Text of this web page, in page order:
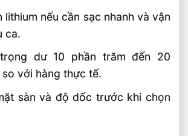
lithium nếu cần sạc nhanh và vận
ca.
dư 10 phần trăm đến 20
với hàng thực tế.
sàn và độ dốc trước khi chọn